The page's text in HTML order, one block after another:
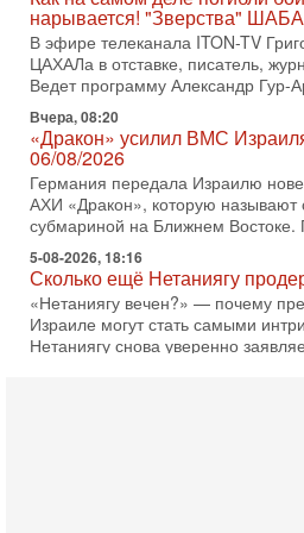
нарывается! "Зверства"
В эфире телеканала ITON-TV
ЦАХАЛа в отставке, писатель,
Ведет программу Александр Гур-
Вчера, 08:20
«Дракон» усилил ВМС
06/08/2026
Германия передала Израилю
АХИ «Дракон», которую
субмариной на Ближнем
5-08-2026, 18:16
Сколько ещё Нетаниягу
«Нетаниягу вечен?» — почему
Израиле могут стать самыми
Нетаниягу снова уверенно